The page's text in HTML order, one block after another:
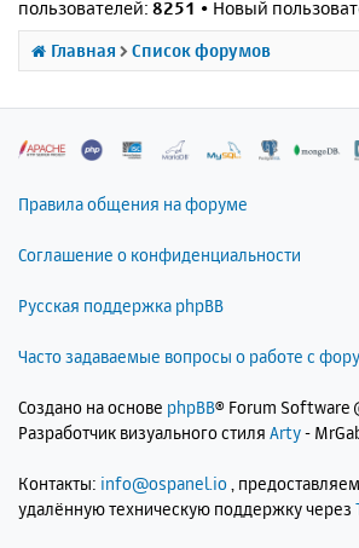
пользователей: 8251 • Новый
Главная Список форумов
Правила общения на форуме
Соглашение о конфиденциальности
Русская поддержка phpBB
Часто задаваемые вопросы о работе с
Создано на основе phpBB® Forum Software
Разработчик визуального стиля Arty-
Контакты: info@ospanel.io ,
удалённую техническую поддержку через